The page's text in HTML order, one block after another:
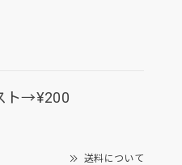
ト→¥200
送料について